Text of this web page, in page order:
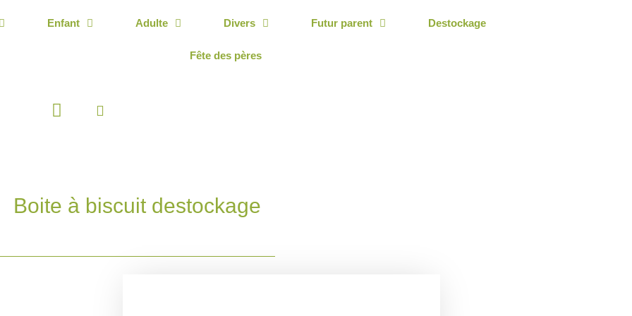
Enfant Adulte Divers Futur parent Destockage
Fête des pères
Panier
Boite à biscuit destockage